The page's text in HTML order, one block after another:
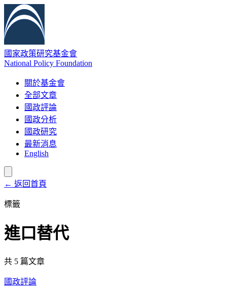
國家政策研究基金會
National Policy Foundation
關於基金會
全部文章
國政評論
國政分析
國政研究
最新消息
English
← 返回首頁
標籤
進口替代
共 5 篇文章
國政評論